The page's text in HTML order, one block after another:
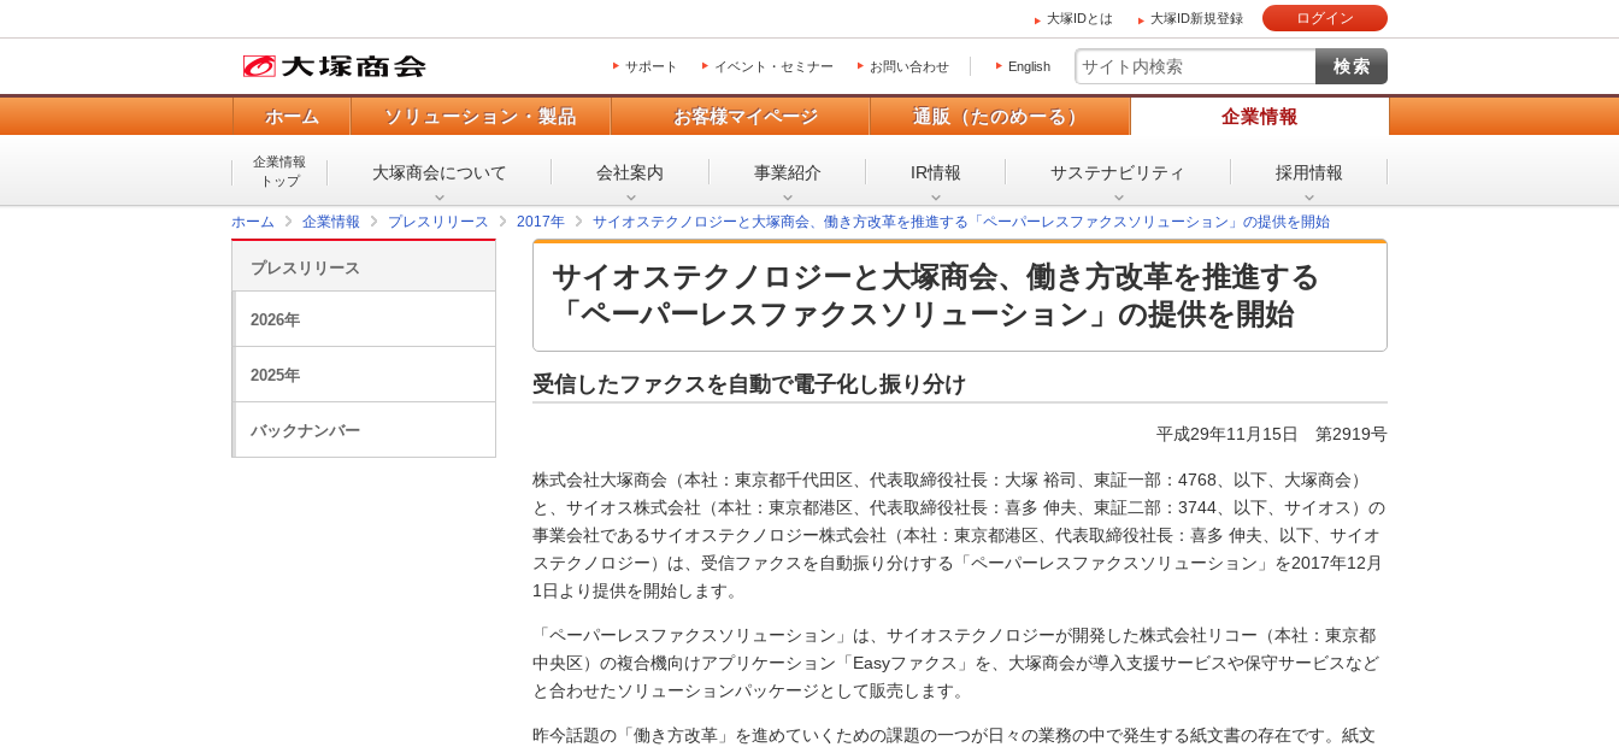
大塚IDとは 大塚ID新規登録 ログイン
サポート イベント・セミナー お問い合わせ English
ホーム ソリューション・製品 お客様マイページ 通販（たのめーる） 企業情報
企業情報
トップ
大塚商会について 会社案内 事業紹介 IR情報 サステナビリティ 採用情報
ホーム 企業情報 プレスリリース 2017年 サイオステクノロジーと大塚商会、働き方改革を推進する「ペーパーレスファクスソリューション」の提供を開始
サイオステクノロジーと大塚商会、働き方改革を推進する
「ペーパーレスファクスソリューション」の提供を開始
受信したファクスを自動で電子化し振り分け
平成29年11月15日 第2919号
株式会社大塚商会（本社：東京都千代田区、代表取締役社長：大塚 裕司、東証一部：4768、以下、大塚商会）
と、サイオス株式会社（本社：東京都港区、代表取締役社長：喜多 伸夫、東証二部：3744、以下、サイオス）の
事業会社であるサイオステクノロジー株式会社（本社：東京都港区、代表取締役社長：喜多 伸夫、以下、サイオ
ステクノロジー）は、受信ファクスを自動振り分けする「ペーパーレスファクスソリューション」を2017年12月
1日より提供を開始します。
「ペーパーレスファクスソリューション」は、サイオステクノロジーが開発した株式会社リコー（本社：東京都
中央区）の複合機向けアプリケーション「Easyファクス」を、大塚商会が導入支援サービスや保守サービスなど
と合わせたソリューションパッケージとして販売します。
昨今話題の「働き方改革」を進めていくための課題の一つが日々の業務の中で発生する紙文書の存在です。紙文
プレスリリース
2026年
2025年
バックナンバー